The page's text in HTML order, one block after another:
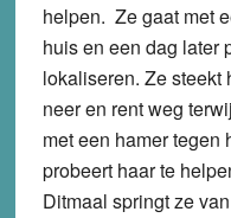
helpen. Ze gaat met
huis en een dag later
lokaliseren. Ze steekt
neer en rent weg
met een hamer tegen
probeert haar te
Ditmaal springt ze